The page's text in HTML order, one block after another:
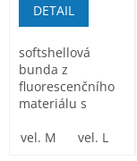
DETAIL
softshellová
bunda z
fluorescenčního
materiálu s
nepromokavá a...
vel. M vel. L